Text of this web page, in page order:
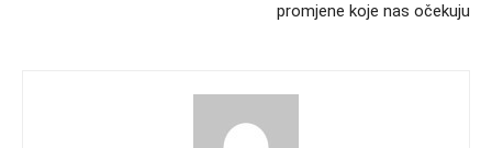
promjene koje nas očekuju